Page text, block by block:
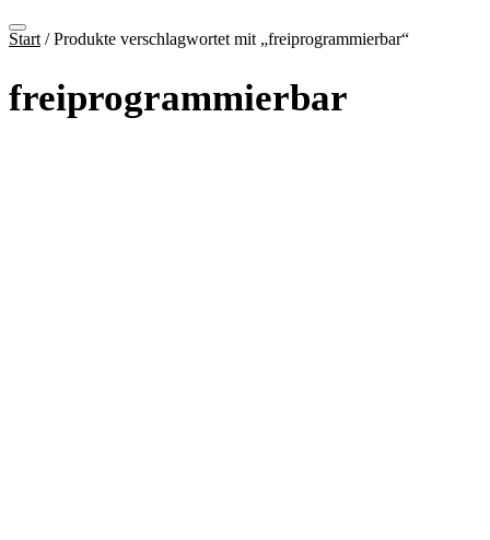
Start / Produkte verschlagwortet mit „freiprogrammierbar“
freiprogrammierbar